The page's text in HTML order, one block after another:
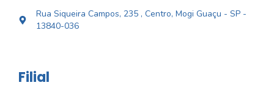
Rua Siqueira Campos, 235 , Centro, Mogi Guaçu - SP -
13840-036
Filial